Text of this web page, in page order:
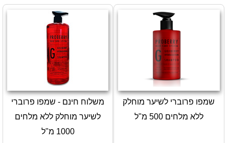
שמפו פרוברי לשיער מוחלק
ללא מלחים 500 מ"ל
משלוח חינם - שמפו פרוברי
לשיער מוחלק ללא מלחים
1000 מ"ל